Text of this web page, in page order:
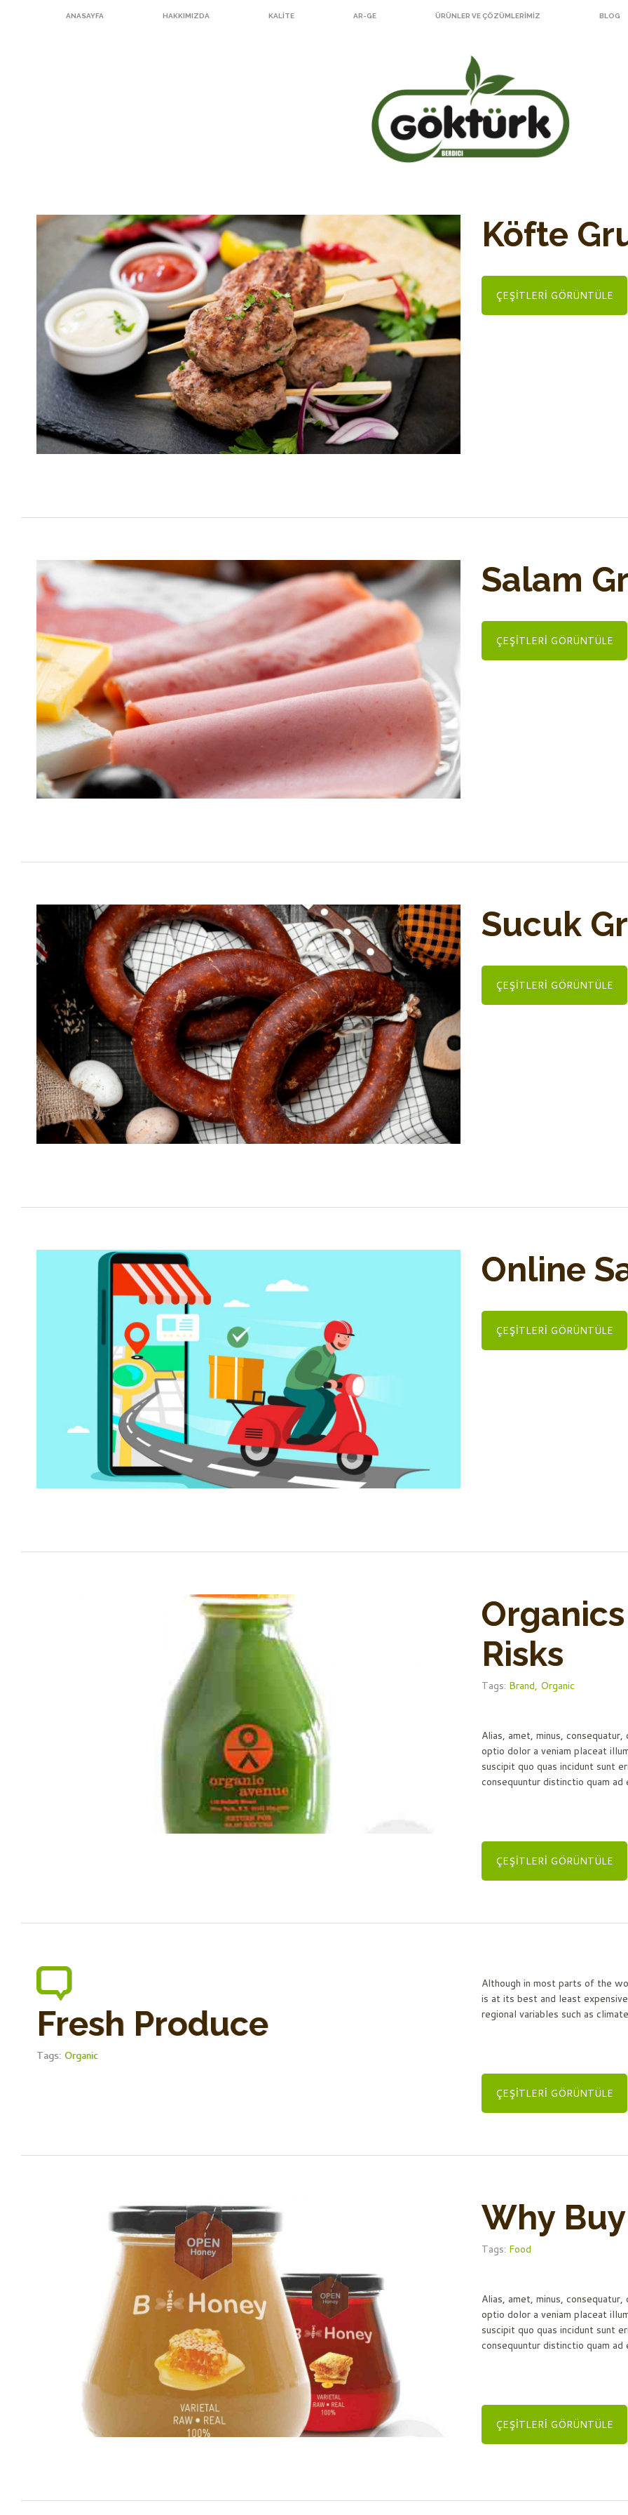
ANASAYFA HAKKIMIZDA KALITE AR-GE ÜRÜNLER VE ÇÖZÜMLERIMIZ BLOG
Köfte
ÇEŞITLERI GÖRÜNTÜLE
Salam
ÇEŞITLERI GÖRÜNTÜLE
Sucuk
ÇEŞITLERI GÖRÜNTÜLE
Online
ÇEŞITLERI GÖRÜNTÜLE
Risks
Tags: Brand, Organic
Alias, amet, minus,
optio dolor a veniam placeat
suscipit quo quas incidunt sunt
consequuntur distinctio quam ad
ÇEŞITLERI GÖRÜNTÜLE
Fresh Produce
Tags: Organic
Although in most parts of the
is at its best and least
regional variables such as
ÇEŞITLERI GÖRÜNTÜLE
Why
Tags: Food
Alias, amet, minus,
optio dolor a veniam placeat
suscipit quo quas incidunt sunt
consequuntur distinctio quam ad
ÇEŞITLERI GÖRÜNTÜLE